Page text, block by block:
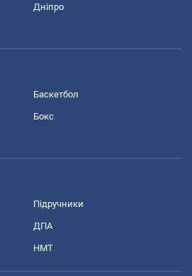
Дніпро
Баскетбол
Бокс
Підручники
ДПА
НМТ